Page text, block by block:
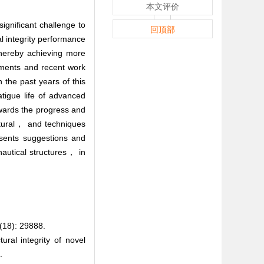
challenge to
integrity performance
achieving more
and recent work
the past years of this
life of advanced
the progress and
， and techniques
suggestions and
structures， in
29888.
integrity of novel
本文评价
回顶部